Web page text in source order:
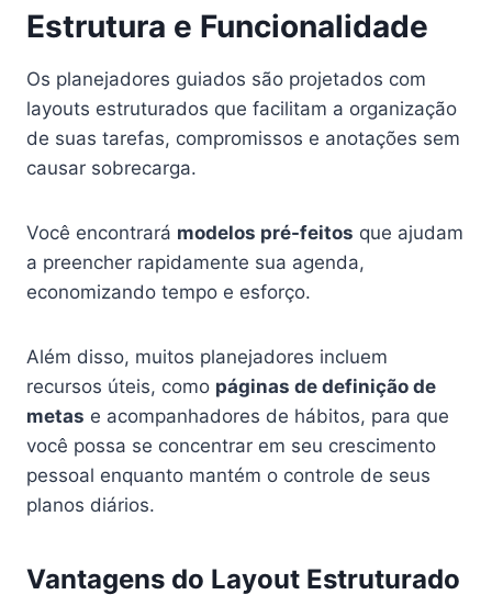
Estrutura e Funcionalidade
Os planejadores guiados são projetados com
layouts estruturados que facilitam a organização
de suas tarefas, compromissos e anotações sem
causar sobrecarga.
Você encontrará modelos pré-feitos que ajudam
a preencher rapidamente sua agenda,
economizando tempo e esforço.
Além disso, muitos planejadores incluem
recursos úteis, como páginas de definição de
metas e acompanhadores de hábitos, para que
você possa se concentrar em seu crescimento
pessoal enquanto mantém o controle de seus
planos diários.
Vantagens do Layout Estruturado